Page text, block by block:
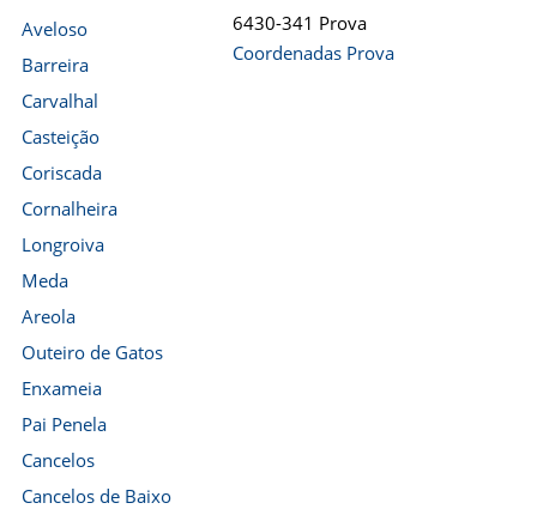
Aveloso
Barreira
Carvalhal
Casteição
Coriscada
Cornalheira
Longroiva
Meda
Areola
Outeiro de Gatos
Enxameia
Pai Penela
Cancelos
Cancelos de Baixo
6430-341 Prova
Coordenadas Prova